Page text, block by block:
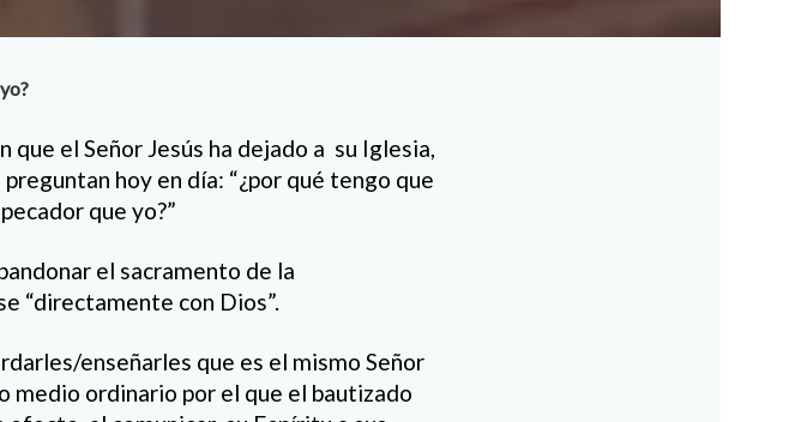
el Señor Jesús ha dejado a su Iglesia,
hoy en día: “¿por qué tengo que
que yo?”
el sacramento de la
“directamente con Dios”.
enseñarles que es el mismo Señor
medio ordinario por el que el bautizado